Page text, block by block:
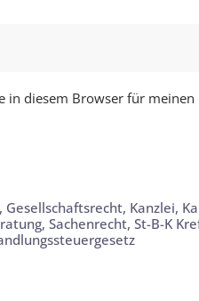
in diesem Browser für
, Gesellschaftsrecht, Kanzlei,
, Sachenrecht, St-B-K